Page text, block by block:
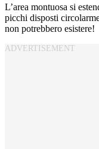
L’area montuosa si
picchi disposti
non potrebbero esistere!